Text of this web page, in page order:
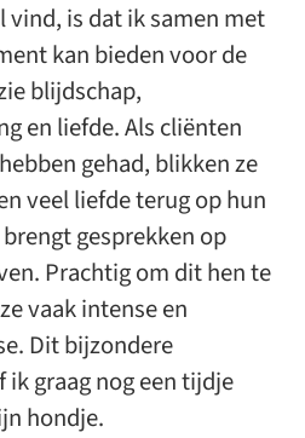
vind, is dat ik samen met
kan bieden voor de
blijdschap,
en liefde. Als cliënten
gehad, blikken ze
veel liefde terug op hun
gesprekken op
Prachtig om dit hen te
vaak intense en
Dit bijzondere
graag nog een tijdje
hondje.